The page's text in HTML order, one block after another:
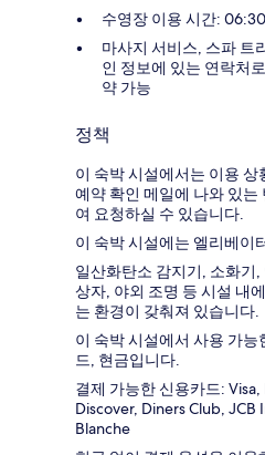
수영장 이용 시간:
마사지 서비스, 스파 트
인 정보에 있는 연락처
약 가능
정책
이 숙박 시설에서는 이용
예약 확인 메일에 나와 있
여 요청하실 수 있습니다.
이 숙박 시설에는 엘리베이
일산화탄소 감지기, 소화기
상자, 야외 조명 등 시설 내
는 환경이 갖춰져 있습니다.
이 숙박 시설에서 사용 가
드, 현금입니다.
결제 가능한 신용카드:
Discover, Diners Club,
Blanche